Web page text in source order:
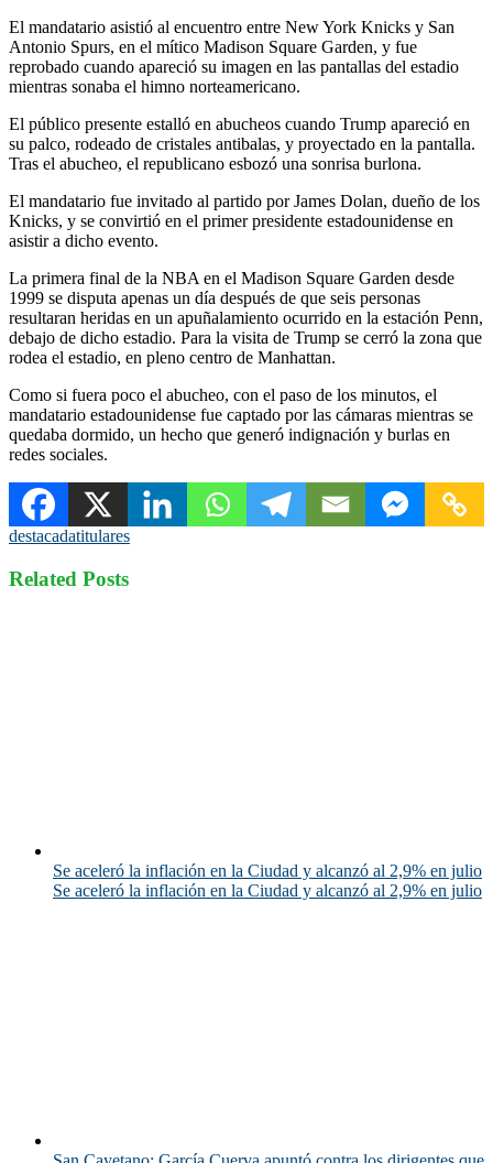
El mandatario asistió al encuentro entre New York Knicks y San
Antonio Spurs, en el mítico Madison Square Garden, y fue
reprobado cuando apareció su imagen en las pantallas del estadio
mientras sonaba el himno norteamericano.
El público presente estalló en abucheos cuando Trump apareció en
su palco, rodeado de cristales antibalas, y proyectado en la pantalla.
Tras el abucheo, el republicano esbozó una sonrisa burlona.
El mandatario fue invitado al partido por James Dolan, dueño de los
Knicks, y se convirtió en el primer presidente estadounidense en
asistir a dicho evento.
La primera final de la NBA en el Madison Square Garden desde
1999 se disputa apenas un día después de que seis personas
resultaran heridas en un apuñalamiento ocurrido en la estación Penn,
debajo de dicho estadio. Para la visita de Trump se cerró la zona que
rodea el estadio, en pleno centro de Manhattan.
Como si fuera poco el abucheo, con el paso de los minutos, el
mandatario estadounidense fue captado por las cámaras mientras se
quedaba dormido, un hecho que generó indignación y burlas en
redes sociales.
destacadatitulares
Related Posts
Se aceleró la inflación en la Ciudad y alcanzó al 2,9% en julio
Se aceleró la inflación en la Ciudad y alcanzó al 2,9% en julio